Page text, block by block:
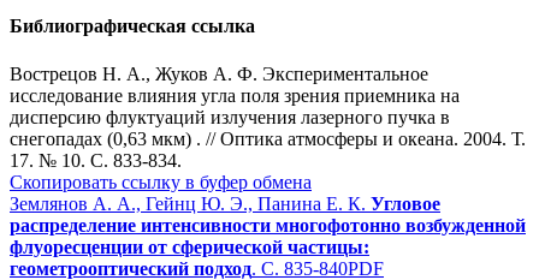
Библиографическая ссылка
Вострецов Н. А., Жуков А. Ф. Экспериментальное
исследование влияния угла поля зрения приемника на
дисперсию флуктуаций излучения лазерного пучка в
снегопадах (0,63 мкм) . // Оптика атмосферы и океана. 2004. Т.
17. № 10. С. 833-834.
Скопировать ссылку в буфер обмена
Землянов А. А., Гейнц Ю. Э., Панина Е. К. Угловое
распределение интенсивности многофотонно возбужденной
флуоресценции от сферической частицы:
геометрооптический подход. С. 835-840PDF